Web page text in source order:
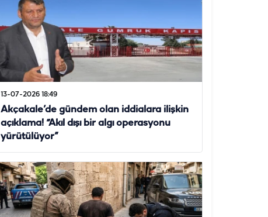
13-07-2026 18:49
Akçakale’de gündem olan iddialara ilişkin
açıklama! “Akıl dışı bir algı operasyonu
yürütülüyor”